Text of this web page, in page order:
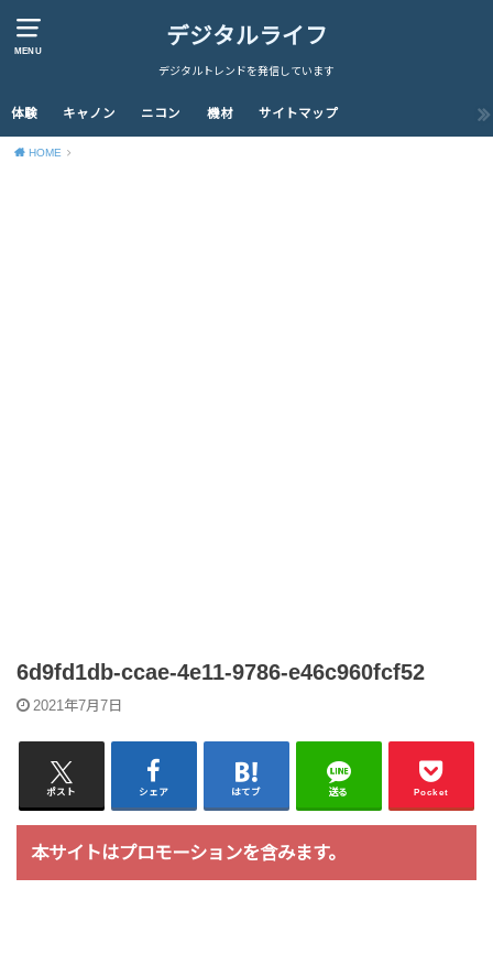
MENU
デジタルライフ
デジタルトレンドを発信しています
体験 キャノン ニコン 機材 サイトマップ
HOME
6d9fd1db-ccae-4e11-9786-e46c960fcf52
2021年7月7日
ポスト シェア はてブ 送る Pocket
本サイトはプロモーションを含みます。